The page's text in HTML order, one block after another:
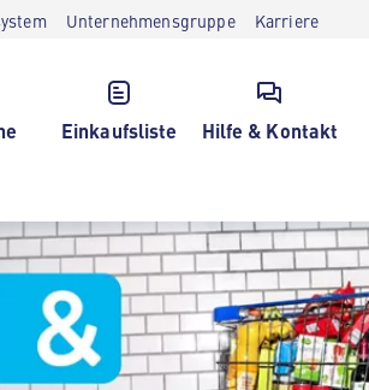
Unternehmensgruppe Karriere
Einkaufsliste Hilfe & Kontakt